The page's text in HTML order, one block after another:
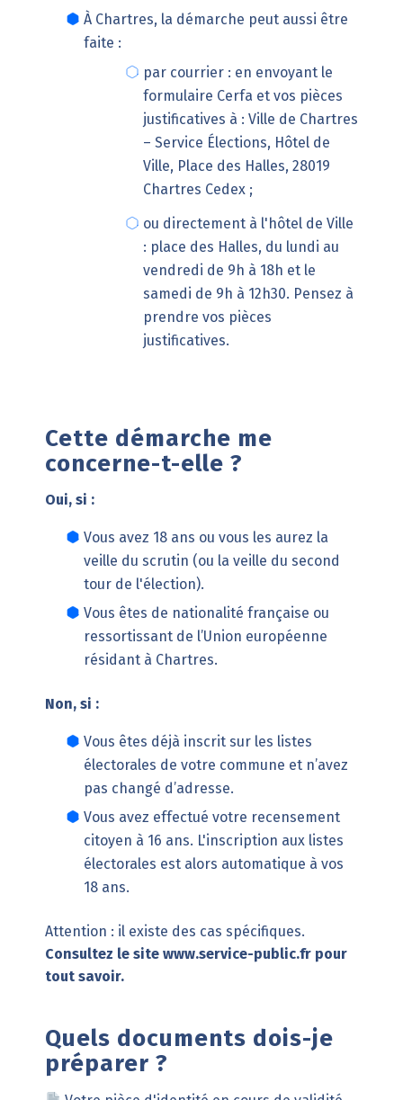
À Chartres, la démarche peut aussi être
faite :
par courrier : en envoyant le
formulaire Cerfa et vos pièces
justificatives à : Ville de Chartres
– Service Élections, Hôtel de
Ville, Place des Halles, 28019
Chartres Cedex ;
ou directement à l'hôtel de Ville
: place des Halles, du lundi au
vendredi de 9h à 18h et le
samedi de 9h à 12h30. Pensez à
prendre vos pièces
justificatives.
Cette démarche me
concerne-t-elle ?
Oui, si :
Vous avez 18 ans ou vous les aurez la
veille du scrutin (ou la veille du second
tour de l'élection).
Vous êtes de nationalité française ou
ressortissant de l’Union européenne
résidant à Chartres.
Non, si :
Vous êtes déjà inscrit sur les listes
électorales de votre commune et n’avez
pas changé d’adresse.
Vous avez effectué votre recensement
citoyen à 16 ans. L'inscription aux listes
électorales est alors automatique à vos
18 ans.
Attention : il existe des cas spécifiques.
Consultez le site www.service-public.frpour
tout savoir.
Quels documents dois-je
préparer ?